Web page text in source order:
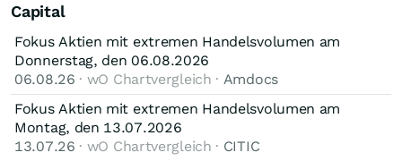
Capital
Fokus Aktien mit extremen Handelsvolumen am
Donnerstag, den 06.08.2026
06.08.26 · wO Chartvergleich · Amdocs
Fokus Aktien mit extremen Handelsvolumen am
Montag, den 13.07.2026
13.07.26 · wO Chartvergleich · CITIC